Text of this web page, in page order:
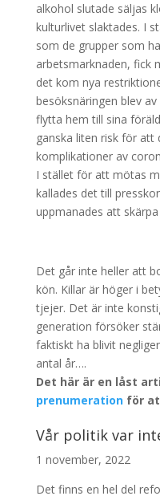
alkohol slutade säljas
kulturlivet slaktades. I
som de grupper som
arbetsmarknaden, fick
det kom nya
besöksnäringen blev
flytta hem till sina
ganska liten risk för att
komplikationer av
I stället för att mötas
kallades det till
uppmanades att skärpa
Det går inte heller att
kön. Killar är höger i
tjejer. Det är inte
generation försöker
faktiskt ha blivit
antal år….
Det här är en låst
prenumerationför
Vår politik var
1 november, 2022
Det finns en hel del